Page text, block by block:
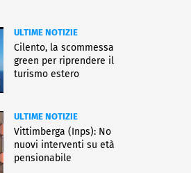
ULTIME NOTIZIE
Cilento, la scommessa
green per riprendere il
turismo estero
ULTIME NOTIZIE
Vittimberga (Inps): No
nuovi interventi su età
pensionabile